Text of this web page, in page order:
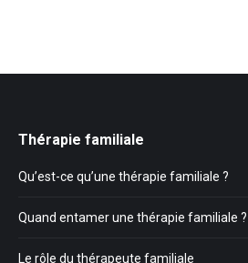
Thérapie familiale
Qu’est-ce qu’une thérapie familiale ?
Quand entamer une thérapie familiale ?
Le rôle du thérapeute familiale